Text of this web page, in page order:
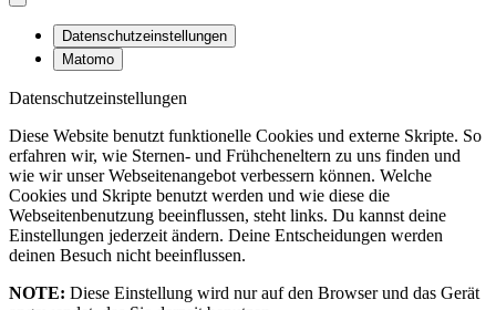
Datenschutzeinstellungen
Matomo
Datenschutzeinstellungen
Diese Website benutzt funktionelle Cookies und externe Skripte. So
erfahren wir, wie Sternen- und Frühcheneltern zu uns finden und
wie wir unser Webseitenangebot verbessern können. Welche
Cookies und Skripte benutzt werden und wie diese die
Webseitenbenutzung beeinflussen, steht links. Du kannst deine
Einstellungen jederzeit ändern. Deine Entscheidungen werden
deinen Besuch nicht beeinflussen.
NOTE: Diese Einstellung wird nur auf den Browser und das Gerät